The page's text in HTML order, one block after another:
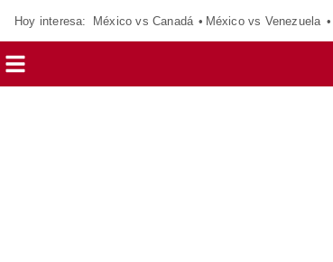
Hoy interesa: México vs Canadá México vs Venezuela